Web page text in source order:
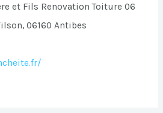
et Fils Renovation Toiture 06
06160 Antibes